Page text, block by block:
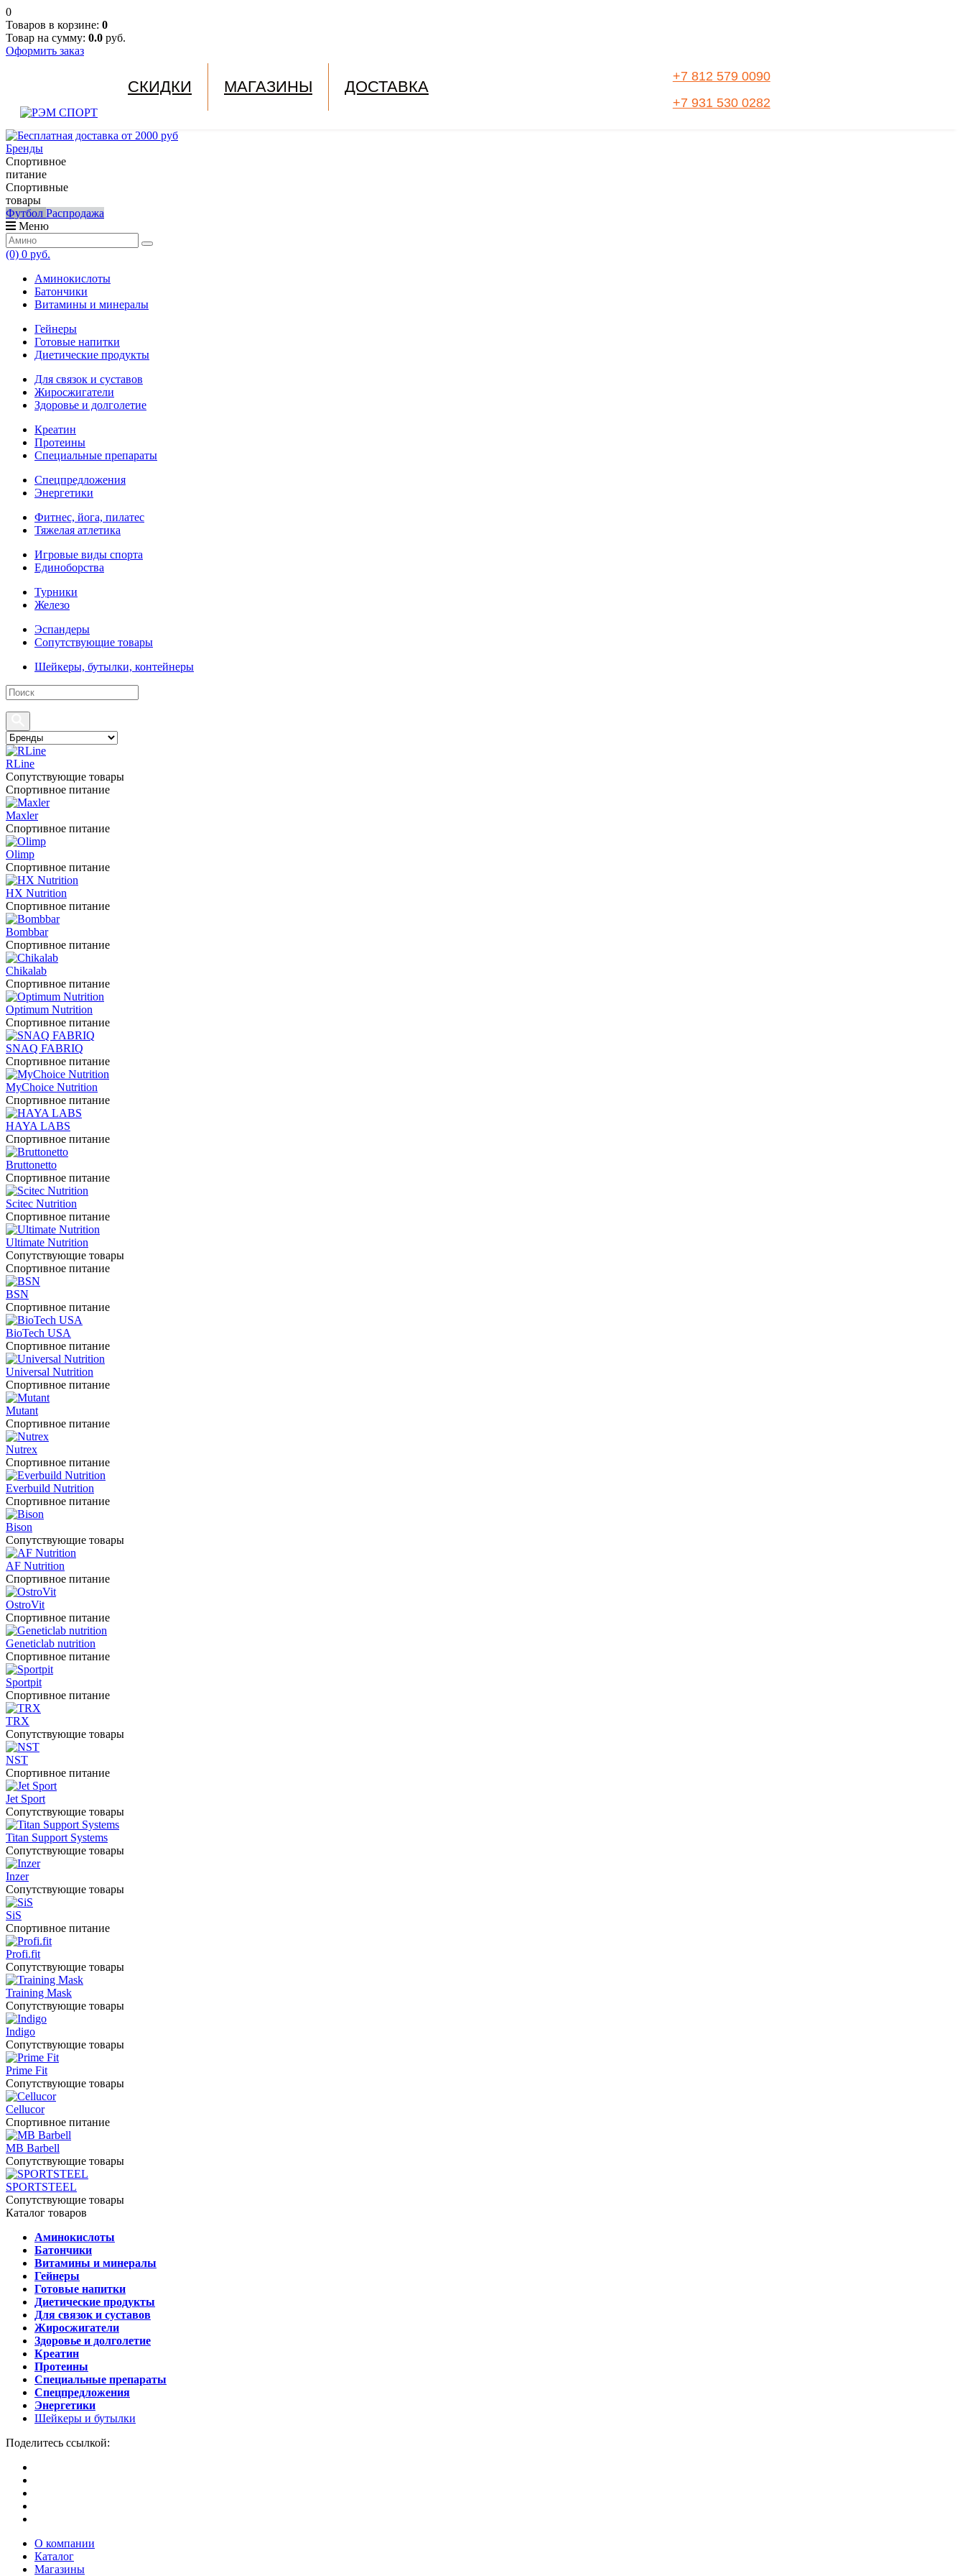
0
Товаров в корзине: 0
Товар на сумму: 0.0 руб.
Оформить заказ
СКИДКИ МАГАЗИНЫ ДОСТАВКА
+7 812 579 0090
+7 931 530 0282
Бренды
Спортивное
питание
Спортивные
товары
Футбол Распродажа
Меню
(0) 0 руб.
Аминокислоты
Батончики
Витамины и минералы
Гейнеры
Готовые напитки
Диетические продукты
Для связок и суставов
Жиросжигатели
Здоровье и долголетие
Креатин
Протеины
Специальные препараты
Спецпредложения
Энергетики
Фитнес, йога, пилатес
Тяжелая атлетика
Игровые виды спорта
Единоборства
Турники
Железо
Эспандеры
Сопутствующие товары
Шейкеры, бутылки, контейнеры
RLine
Сопутствующие товары
Спортивное питание
Maxler
Спортивное питание
Olimp
Спортивное питание
HX Nutrition
Спортивное питание
Bombbar
Спортивное питание
Chikalab
Спортивное питание
Optimum Nutrition
Спортивное питание
SNAQ FABRIQ
Спортивное питание
MyChoice Nutrition
Спортивное питание
HAYA LABS
Спортивное питание
Bruttonetto
Спортивное питание
Scitec Nutrition
Спортивное питание
Ultimate Nutrition
Сопутствующие товары
Спортивное питание
BSN
Спортивное питание
BioTech USA
Спортивное питание
Universal Nutrition
Спортивное питание
Mutant
Спортивное питание
Nutrex
Спортивное питание
Everbuild Nutrition
Спортивное питание
Bison
Сопутствующие товары
AF Nutrition
Спортивное питание
OstroVit
Спортивное питание
Geneticlab nutrition
Спортивное питание
Sportpit
Спортивное питание
TRX
Сопутствующие товары
NST
Спортивное питание
Jet Sport
Сопутствующие товары
Titan Support Systems
Сопутствующие товары
Inzer
Сопутствующие товары
SiS
Спортивное питание
Profi.fit
Сопутствующие товары
Training Mask
Сопутствующие товары
Indigo
Сопутствующие товары
Prime Fit
Сопутствующие товары
Cellucor
Спортивное питание
MB Barbell
Сопутствующие товары
SPORTSTEEL
Сопутствующие товары
Каталог товаров
Аминокислоты
Батончики
Витамины и минералы
Гейнеры
Готовые напитки
Диетические продукты
Для связок и суставов
Жиросжигатели
Здоровье и долголетие
Креатин
Протеины
Специальные препараты
Спецпредложения
Энергетики
Шейкеры и бутылки
Поделитесь ссылкой:
О компании
Каталог
Магазины